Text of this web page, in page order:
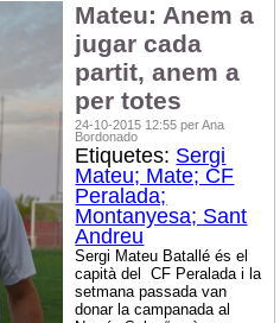
Mateu: Anem a
jugar cada
partit, anem a
per totes
24-10-2015 12:55 per Ana
Bordonado
Etiquetes: Sergi
Mateu; Mate; CF
Peralada;
Montanyesa; Sant
Andreu
Sergi Mateu Batallé és el
capità del CF Peralada i la
setmana passada van
donar la campanada al